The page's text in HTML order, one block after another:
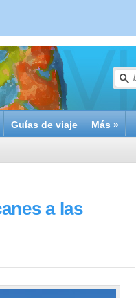
Guías de viaje Más »
a las